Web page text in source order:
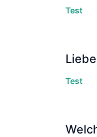
Test
Test